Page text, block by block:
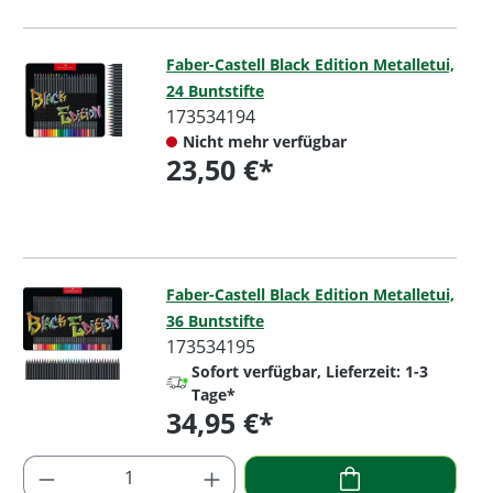
Faber-Castell Black Edition Metalletui,
24 Buntstifte
173534194
Nicht mehr verfügbar
Regulärer Preis:
23,50 €*
Faber-Castell Black Edition Metalletui,
36 Buntstifte
173534195
Sofort verfügbar, Lieferzeit: 1-3
Tage*
Regulärer Preis:
34,95 €*